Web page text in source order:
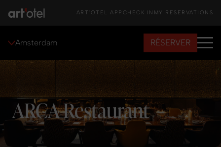
ART'OTEL APP CHECK IN MY RESERVATIONS
Amsterdam RÉSERVER
ARCA Restaurant